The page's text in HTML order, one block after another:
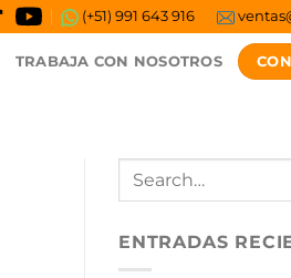
(+51) 991 643 916
TRABAJA CON NOSOTROS
ENTRADAS